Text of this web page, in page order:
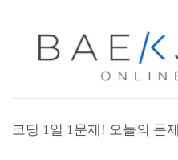
코딩 1일 1문제! 오늘의 문